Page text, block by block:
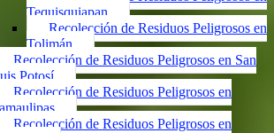
Tequisquiapan
Recolección de Residuos Peligrosos en
Tolimán
Recolección de Residuos Peligrosos en San
Potosí
Recolección de Residuos Peligrosos en
Recolección de Residuos Peligrosos en